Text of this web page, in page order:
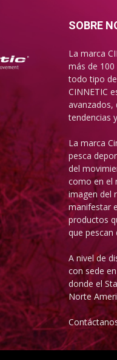
SOBRE
La marca
más de
todo tipo
CINNETIC
avanzados,
tendencias
La marca
pesca
del
como en el
imagen del
manifestar
productos
que pescan
A nivel de
con sede
donde el
Norte